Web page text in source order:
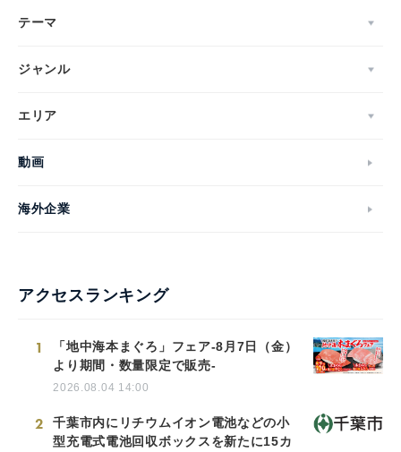
テーマ
ジャンル
エリア
動画
海外企業
アクセスランキング
1
「地中海本まぐろ」フェア-8月7日（金）
より期間・数量限定で販売-
2026.08.04 14:00
2
千葉市内にリチウムイオン電池などの小
型充電式電池回収ボックスを新たに15カ